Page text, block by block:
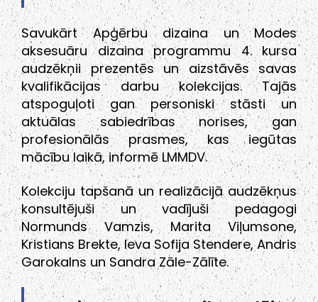
Savukārt Apģērbu dizaina un Modes
aksesuāru dizaina programmu 4. kursa
audzēkņii prezentēs un aizstāvēs savas
kvalifikācijas darbu kolekcijas. Tajās
atspoguļoti gan personiski stāsti un
aktuālas sabiedrības norises, gan
profesionālās prasmes, kas iegūtas
mācību laikā, informē LMMDV.
Kolekciju tapšanā un realizācijā audzēkņus
konsultējuši un vadījuši pedagogi
Normunds Vamzis, Marita Viļumsone,
Kristians Brekte, Ieva Sofija Stendere, Andris
Garokalns un Sandra Zāle-Zālīte.